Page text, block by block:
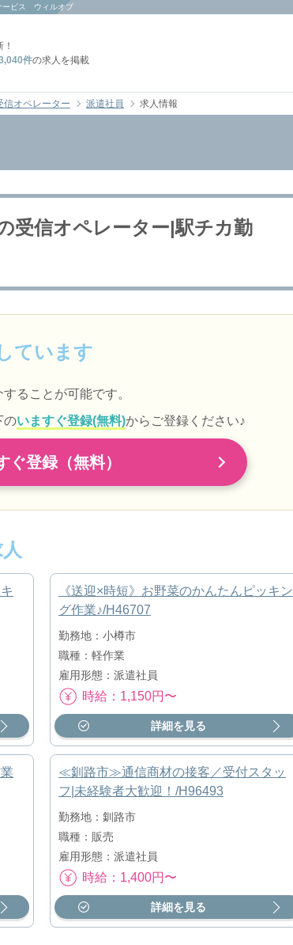
ービス ウィルオブ
件の求人を掲載
信オペレーター 派遣社員 求人情報
受信オペレーター|駅チカ勤
ています
ることが可能です。
のいますぐ登録(無料)からご登録ください♪
ぐ登録（無料）
《送迎×時短》お野菜のかんたんピッキン
グ作業♪/H46707
勤務地：小樽市
職種：軽作業
雇用形態：派遣社員
時給：1,150円〜
詳細を見る
≪釧路市≫通信商材の接客／受付スタッ
フ|未経験者大歓迎！/H96493
勤務地：釧路市
職種：販売
雇用形態：派遣社員
時給：1,400円〜
詳細を見る